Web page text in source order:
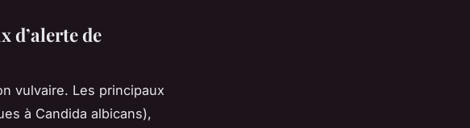
d’alerte de
vulvaire. Les principaux
à Candida albicans),